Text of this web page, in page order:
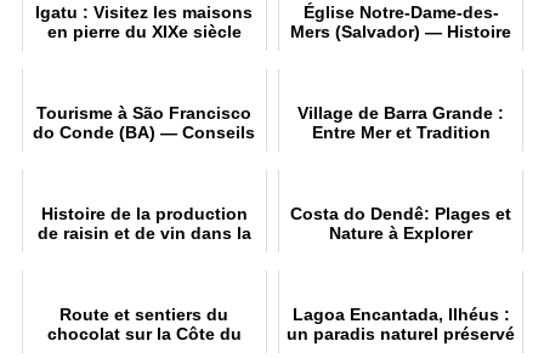
Igatu : Visitez les maisons
en pierre du XIXe siècle
Église Notre-Dame-des-
Mers (Salvador) — Histoire
Tourisme à São Francisco
do Conde (BA) — Conseils
Village de Barra Grande :
Entre Mer et Tradition
Histoire de la production
de raisin et de vin dans la
Costa do Dendê: Plages et
Nature à Explorer
Route et sentiers du
chocolat sur la Côte du
Lagoa Encantada, Ilhéus :
un paradis naturel préservé